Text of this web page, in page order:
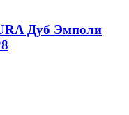
Дуб Эмполи